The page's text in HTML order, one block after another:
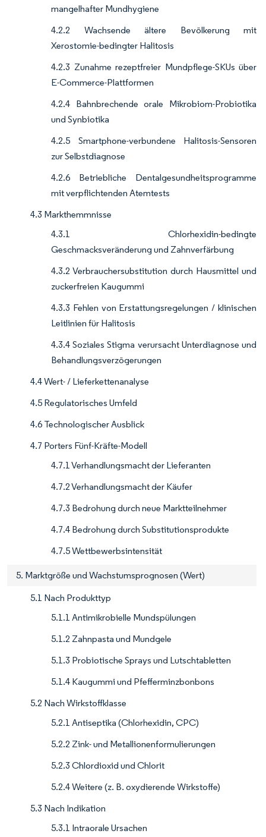
mangelhafter Mundhygiene
4.2.2 Wachsende ältere Bevölkerung mit
Xerostomie-bedingter Halitosis
4.2.3 Zunahme rezeptfreier Mundpflege-SKUs über
E-Commerce-Plattformen
4.2.4 Bahnbrechende orale Mikrobiom-Probiotika
und Synbiotika
4.2.5 Smartphone-verbundene Halitosis-Sensoren
zur Selbstdiagnose
4.2.6 Betriebliche Dentalgesundheitsprogramme
mit verpflichtenden Atemtests
4.3 Markthemmnisse
4.3.1 Chlorhexidin-bedingte
Geschmacksveränderung und Zahnverfärbung
4.3.2 Verbrauchersubstitution durch Hausmittel und
zuckerfreien Kaugummi
4.3.3 Fehlen von Erstattungsregelungen / klinischen
Leitlinien für Halitosis
4.3.4 Soziales Stigma verursacht Unterdiagnose und
Behandlungsverzögerungen
4.4 Wert- / Lieferkettenanalyse
4.5 Regulatorisches Umfeld
4.6 Technologischer Ausblick
4.7 Porters Fünf-Kräfte-Modell
4.7.1 Verhandlungsmacht der Lieferanten
4.7.2 Verhandlungsmacht der Käufer
4.7.3 Bedrohung durch neue Marktteilnehmer
4.7.4 Bedrohung durch Substitutionsprodukte
4.7.5 Wettbewerbsintensität
5. Marktgröße und Wachstumsprognosen (Wert)
5.1 Nach Produkttyp
5.1.1 Antimikrobielle Mundspülungen
5.1.2 Zahnpasta und Mundgele
5.1.3 Probiotische Sprays und Lutschtabletten
5.1.4 Kaugummi und Pfefferminzbonbons
5.2 Nach Wirkstoffklasse
5.2.1 Antiseptika (Chlorhexidin, CPC)
5.2.2 Zink- und Metallionenformulierungen
5.2.3 Chlordioxid und Chlorit
5.2.4 Weitere (z. B. oxydierende Wirkstoffe)
5.3 Nach Indikation
5.3.1 Intraorale Ursachen